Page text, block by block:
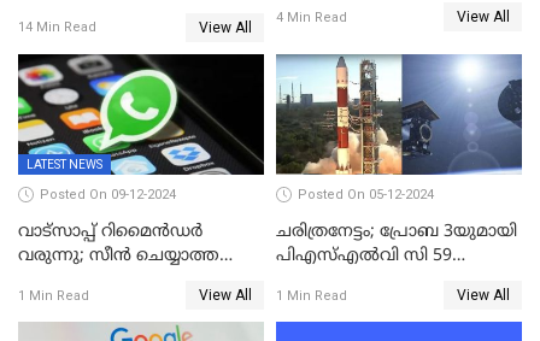
സ്‌കാനര്‍, എല്‍ഇഡി
ഫ്‌ളാഷിനൊപ്പം രണ്ട് കാമറ
സെന്‍സറുകള്‍; റിയല്‍മി 14
എക്‌സ് 18ന് വിപണിയില്‍
14 Min Read View All
അവതരിപ്പിച്ചു
4 Min Read View All
LATEST NEWS
Posted On 09-12-2024
വാട്സാപ്പ് റിമൈൻഡർ
വരുന്നു; സീൻ ചെയ്യാത്ത
ഓർമിപ്പിക്കും ഈ
പുതുപുത്തൻ ഫീച്ചർ
1 Min Read View All
Posted On 05-12-2024
ചരിത്രനേട്ടം; പ്രോബ 3യുമായി
പിഎസ്എല്‍വി സി 59
വിജയം
1 Min Read View All